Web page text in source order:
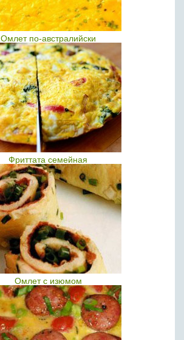
Омлет по-австралийски
Фриттата семейная
Омлет с изюмом